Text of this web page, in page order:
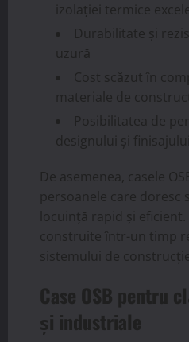
izolației termice
Durabilitate și
uzură
Cost scăzut în
materiale de
Posibilitatea de
designului și finisajului
De asemenea, casele
persoanele care doresc
locuință rapid și
construite într-un timp
sistemului de
Case OSB pentru
și industriale